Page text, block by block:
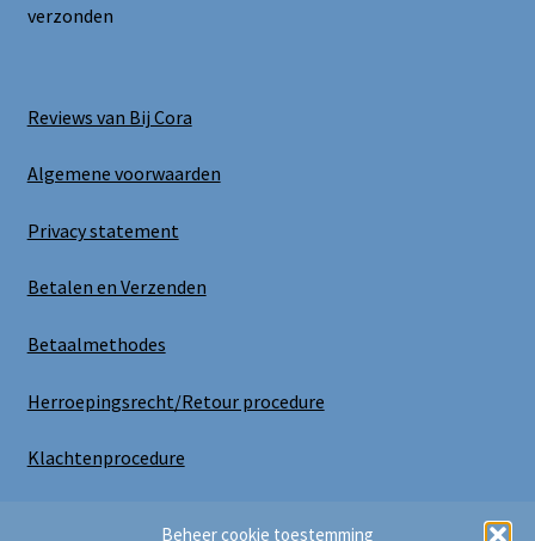
Beheer cookie toestemming
verzonden
Reviews van Bij Cora
Algemene voorwaarden
Privacy statement
Betalen en Verzenden
Betaalmethodes
Herroepingsrecht/Retour procedure
Klachtenprocedure